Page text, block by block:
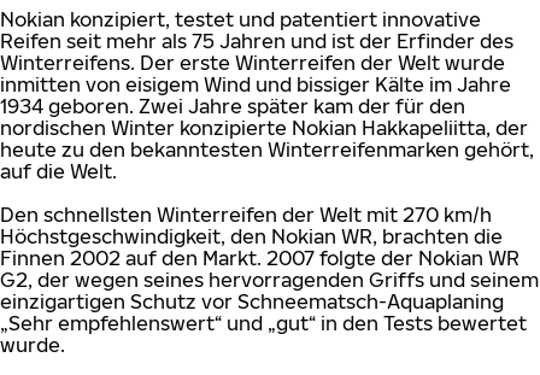
Nokian konzipiert, testet und patentiert innovative
Reifen seit mehr als 75 Jahren und ist der Erfinder des
Winterreifens. Der erste Winterreifen der Welt wurde
inmitten von eisigem Wind und bissiger Kälte im Jahre
1934 geboren. Zwei Jahre später kam der für den
nordischen Winter konzipierte Nokian Hakkapeliitta, der
heute zu den bekanntesten Winterreifenmarken gehört,
auf die Welt.
Den schnellsten Winterreifen der Welt mit 270 km/h
Höchstgeschwindigkeit, den Nokian WR, brachten die
Finnen 2002 auf den Markt. 2007 folgte der Nokian WR
G2, der wegen seines hervorragenden Griffs und seinem
einzigartigen Schutz vor Schneematsch-Aquaplaning
„Sehr empfehlenswert“ und „gut“ in den Tests bewertet
wurde.